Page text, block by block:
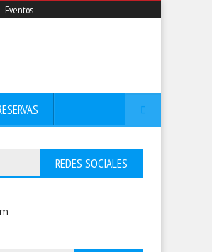
Eventos
REDES SOCIALES